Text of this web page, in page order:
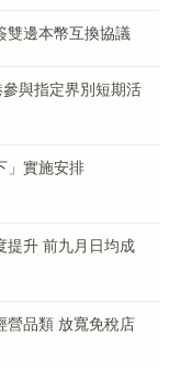
雙邊本幣互換協議
與指定界別短期活
」實施安排
提升 前九月日均成
營品類 放寬免稅店